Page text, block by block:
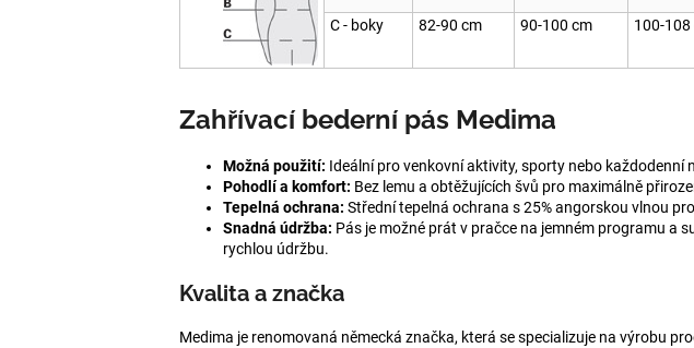
C - boky 82-90 cm 90-100 cm 100-108
Zahřívací bederní pás Medima
Možná použití: Ideální pro venkovní aktivity, sporty nebo každodenní
Pohodlí a komfort: Bez lemu a obtěžujících švů pro maximálně
Tepelná ochrana: Střední tepelná ochrana s 25% angorskou vlnou
Snadná údržba: Pás je možné prát v pračce na jemném programu a
rychlou údržbu.
Kvalita a značka
Medima je renomovaná německá značka, která se specializuje na výrobu